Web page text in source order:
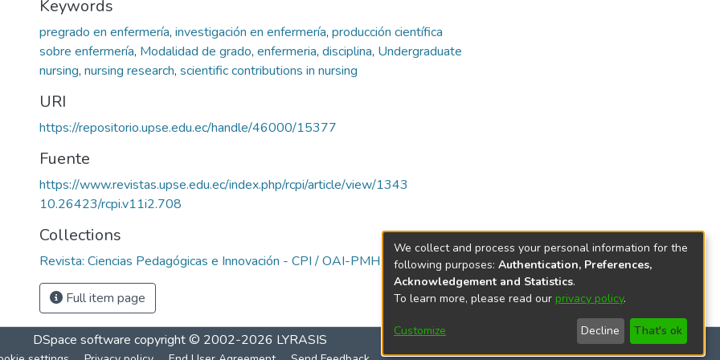
Keywords
pregrado en enfermería, investigación en enfermería, producción científica
sobre enfermería, Modalidad de grado, enfermeria, disciplina, Undergraduate
nursing, nursing research, scientific contributions in nursing
URI
https://repositorio.upse.edu.ec/handle/46000/15377
Fuente
https://www.revistas.upse.edu.ec/index.php/rcpi/article/view/1343
10.26423/rcpi.v11i2.708
Collections
Revista: Ciencias Pedagógicas e Innovación - CPI / OAI-PMH
Full item page
DSpace software copyright © 2002-2026 LYRASIS
We collect and process your personal information for the
following purposes: Authentication, Preferences,
Acknowledgement and Statistics.
To learn more, please read our privacy policy.
Customize Decline That's ok